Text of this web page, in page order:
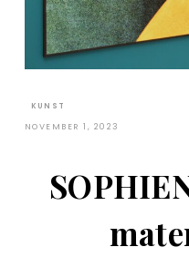
KUNST
NOVEMBER 1, 2023